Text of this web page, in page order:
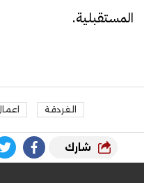
المستقبلية.
الغردقة
شارك